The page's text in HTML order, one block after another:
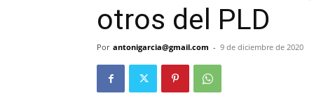
otros del PLD
Por antonigarcia@gmail.com - 9 de diciembre de 2020